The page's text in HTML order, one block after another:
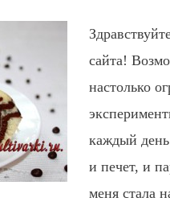
сайта!
настолько
каждый
и печет, и
меня стала